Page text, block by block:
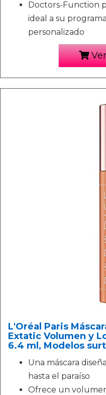
Doctors-Function
ideal a su
personalizado
L'Oréal Paris
Extatic Volumen y
6.4 ml, Modelos
Una máscara
hasta el paraíso
Ofrece un